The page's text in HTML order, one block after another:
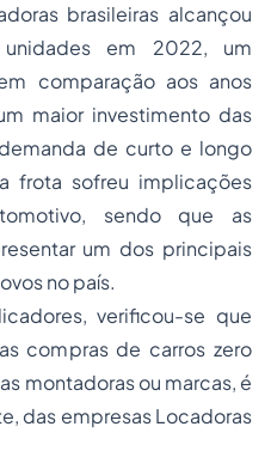
brasileiras alcançou
em 2022, um
comparação aos anos
maior investimento das
de curto e longo
frota sofreu implicações
sendo que as
um dos principais
no país.
verificou-se que
compras de carros zero
montadoras ou marcas, é
das empresas Locadoras